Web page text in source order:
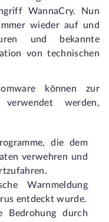
WannaCry. Nun
wieder auf und
und bekannte
von technischen
können zur
werden,
die dem
verwehren und
Warnmeldung
entdeckt wurde.
Bedrohung durch